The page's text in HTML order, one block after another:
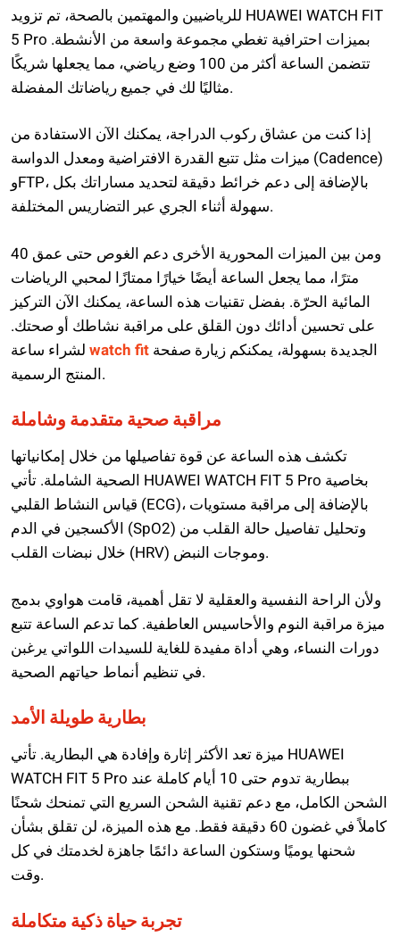
للرياضيين والمهتمين بالصحة، تم تزويد HUAWEI WATCH FIT
5 Pro بميزات احترافية تغطي مجموعة واسعة من الأنشطة.
تتضمن الساعة أكثر من 100 وضع رياضي، مما يجعلها شريكًا
مثاليًا لك في جميع رياضاتك المفضلة.
إذا كنت من عشاق ركوب الدراجة، يمكنك الآن الاستفادة من
ميزات مثل تتبع القدرة الافتراضية ومعدل الدواسة (Cadence)
وFTP، بالإضافة إلى دعم خرائط دقيقة لتحديد مساراتك بكل
سهولة أثناء الجري عبر التضاريس المختلفة.
ومن بين الميزات المحورية الأخرى دعم الغوص حتى عمق 40
مترًا، مما يجعل الساعة أيضًا خيارًا ممتازًا لمحبي الرياضات
المائية الحرّة. بفضل تقنيات هذه الساعة، يمكنك الآن التركيز
على تحسين أدائك دون القلق على مراقبة نشاطك أو صحتك.
لشراء ساعة watch fit
المنتج الرسمية.
مراقبة صحية متقدمة وشاملة
تكشف هذه الساعة عن قوة تفاصيلها من خلال إمكانياتها
الصحية الشاملة. تأتي HUAWEI WATCH FIT 5 Pro بخاصية
قياس النشاط القلبي (ECG)، بالإضافة إلى مراقبة مستويات
الأكسجين في الدم (SpO2) وتحليل تفاصيل حالة القلب من
خلال نبضات القلب (HRV) وموجات النبض.
ولأن الراحة النفسية والعقلية لا تقل أهمية، قامت هواوي بدمج
ميزة مراقبة النوم والأحاسيس العاطفية. كما تدعم الساعة تتبع
دورات النساء، وهي أداة مفيدة للغاية للسيدات اللواتي يرغبن
في تنظيم أنماط حياتهم الصحية.
بطارية طويلة الأمد
ميزة تعد الأكثر إثارة وإفادة هي البطارية. تأتي HUAWEI
WATCH FIT 5 Pro ببطارية تدوم حتى 10 أيام كاملة عند
الشحن الكامل، مع دعم تقنية الشحن السريع التي تمنحك شحنًا
كاملاً في غضون 60 دقيقة فقط. مع هذه الميزة، لن تقلق بشأن
شحنها يوميًا وستكون الساعة دائمًا جاهزة لخدمتك في كل
وقت.
تجربة حياة ذكية متكاملة